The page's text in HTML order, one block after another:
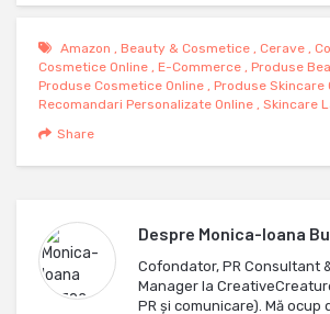
Amazon Beauty & Cosmetice Cerave
Cosmetice Online
E-Commerce Produse
Produse Cosmetice Online
Produse Skincare
Recomandari Personalizate Online
Skincare
Share
Despre Monica-Ioana
Cofondator, PR Consultant
Manager la
PR și comunicare). Mă ocup